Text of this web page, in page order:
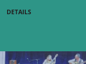
DETAILS